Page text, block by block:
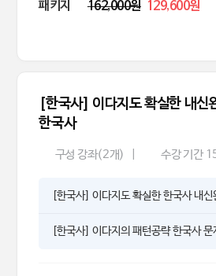
패키지 162,000원 129,600원
[한국사] 이다지도 확실한 내신
한국사
구성 강좌(2개) 수강 기간
[한국사] 이다지도 확실한 한국사 내신
[한국사] 이다지의 패턴공략 한국사 문